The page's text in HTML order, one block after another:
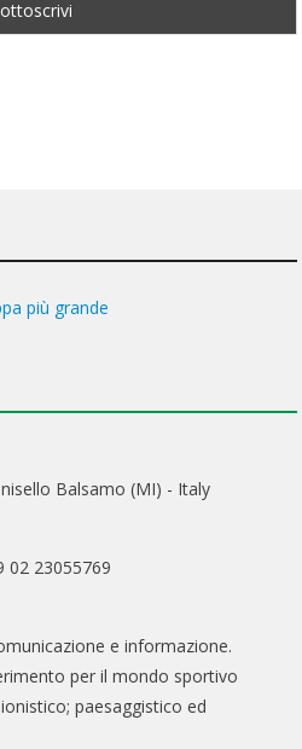
Balsamo (MI) - Italy
02 23055769
e informazione.
per il mondo sportivo
paesaggistico ed